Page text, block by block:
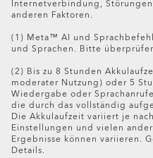
CHF
Anschluss)
Meta AI-App (hierin
deinem Google Play
Scannen dieses QR-
Setze die Brille auf
deine Aufnahmen zu
Schalte die Brille aus.
Bereite deine
deine Brille geliefert
Brille das gesamte
Wenn die Box nicht
geeigneten Zustand
ein Rücksendepaket.
Internetverbindung,
anderen Faktoren.
(1) Meta™ AI und
und Sprachen. Bitte
(2) Bis zu 8 Stunden
moderater Nutzung) oder 5
Wiedergabe oder
die durch das vollständig
Die Akkulaufzeit variiert je
Einstellungen und vielen
Ergebnisse können variieren.
Details.